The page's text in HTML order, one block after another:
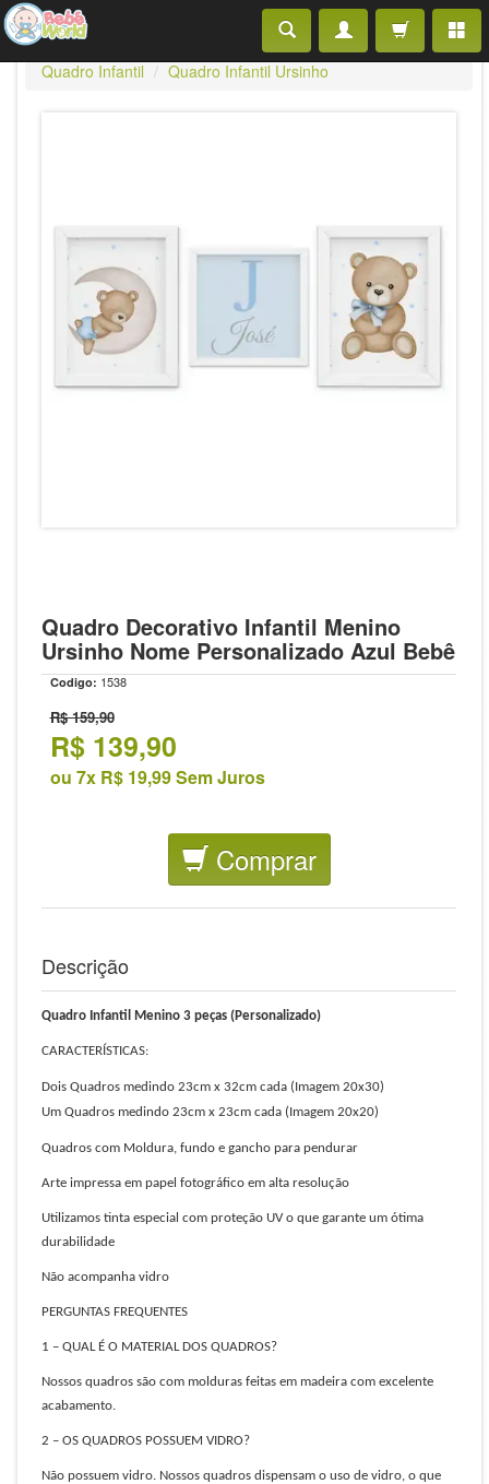
Quadro Infantil Quadro Infantil Ursinho
Quadro Decorativo Infantil Menino
Ursinho Nome Personalizado Azul Bebê
Codigo: 1538
R$ 159,90
R$ 139,90
ou 7x R$ 19,99 Sem Juros
Comprar
Descrição
Quadro Infantil Menino 3 peças (Personalizado)
CARACTERÍSTICAS:
Dois Quadros medindo 23cm x 32cm cada (Imagem 20x30)
Um Quadros medindo 23cm x 23cm cada (Imagem 20x20)
Quadros com Moldura, fundo e gancho para pendurar
Arte impressa em papel fotográfico em alta resolução
Utilizamos tinta especial com proteção UV o que garante um ótima
durabilidade
Não acompanha vidro
PERGUNTAS FREQUENTES
1 – QUAL É O MATERIAL DOS QUADROS?
Nossos quadros são com molduras feitas em madeira com excelente
acabamento.
2 – OS QUADROS POSSUEM VIDRO?
Não possuem vidro. Nossos quadros dispensam o uso de vidro, o que